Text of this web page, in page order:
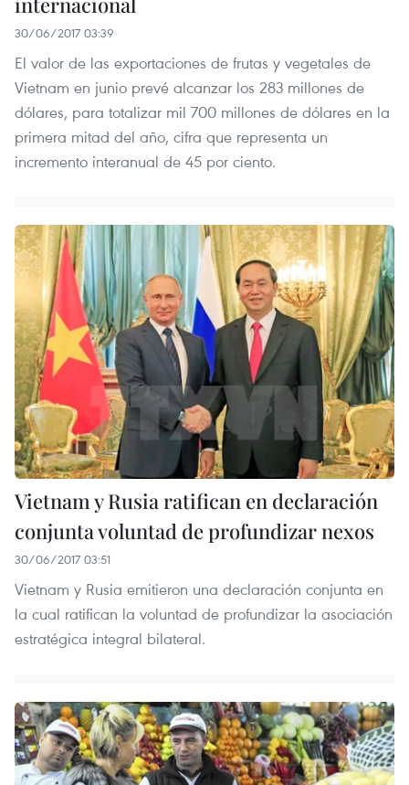
30/06/2017 03:39
El valor de las exportaciones de frutas y vegetales de
Vietnam en junio prevé alcanzar los 283 millones de
dólares, para totalizar mil 700 millones de dólares en la
primera mitad del año, cifra que representa un
incremento interanual de 45 por ciento.
Vietnam y Rusia ratifican en declaración
conjunta voluntad de profundizar nexos
30/06/2017 03:51
Vietnam y Rusia emitieron una declaración conjunta en
la cual ratifican la voluntad de profundizar la asociación
estratégica integral bilateral.